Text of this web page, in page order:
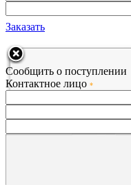
Заказать
Сообщить о поступлении
Контактное лицо *